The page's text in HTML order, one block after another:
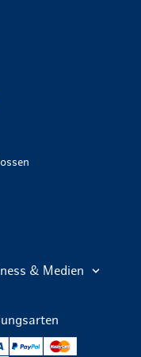
& Medien
PayPal